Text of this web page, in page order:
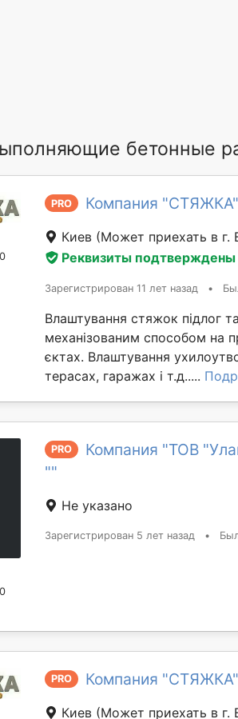
бетонные
PRO Компания "СТЯЖКА"
Киев (Может приехать в г.
Реквизиты подтверждены
Зарегистрирован 11 лет назад •
Влаштування стяжок підлог
механізованим способом на
єктах. Влаштування
терасах, гаражах і т.д.....
PRO
Компания "ТОВ
""
Не указано
Зарегистрирован 5 лет назад •
PRO Компания "СТЯЖКА"
Киев (Может приехать в г.